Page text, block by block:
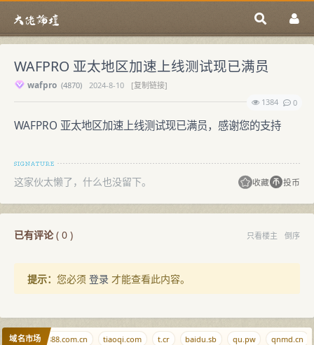
WAFPRO 亚太地区加速上线测试现已满员
wafpro (4870) 2024-8-10
[复制链接]
1384
0
WAFPRO 亚太地区加速上线测试现已满员，感谢您的支持
这家伙太懒了，什么也没留下。 收藏 投币
已有评论( 0 ) 只看楼主 倒序
提示： 您必须 登录 才能查看此内容。
域名市场08888.com.cn tiaoqi.com t.cr baidu.sb qu.pw qnmd.cn